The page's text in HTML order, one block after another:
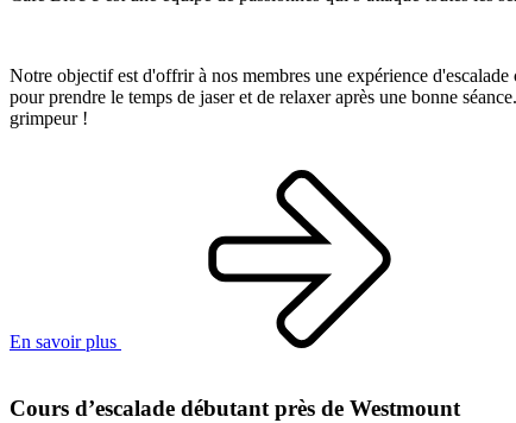
Notre objectif est d'offrir à nos membres une expérience
pour prendre le temps de jaser et de relaxer après une bonne
grimpeur !
En savoir plus
Cours d’escalade débutant près de Westmount